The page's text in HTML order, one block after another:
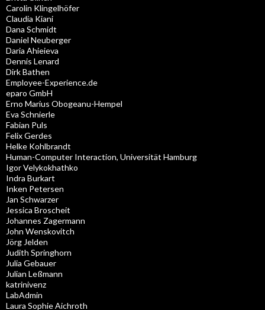
Carolin Klingelhöfer
Claudia Kiani
Dana Schmidt
Daniel Neuberger
Daria Ahieieva
Dennis Lenard
Dirk Bathen
Employee-Experience.de
eparo GmbH
Erno Marius Obogeanu-Hempel
Eva Schnierle
Fabian Puls
Felix Gerdes
Helke Kohlbrandt
Human-Computer Interaction, Universität Hamburg
Igor Velykokhathko
Indra Burkart
Inken Petersen
Jan Schwarzer
Jessica Broscheit
Johannes Zagermann
John Wenskovitch
Jörg Jelden
Judith Springhorn
Julia Gebauer
Julian Leßmann
katrinivenz
LabAdmin
Laura Sophie Aichroth